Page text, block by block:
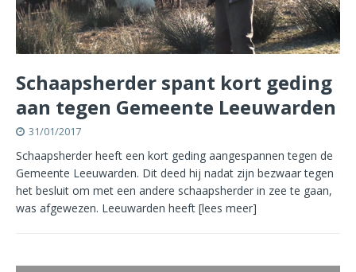
Schaapsherder spant kort geding
aan tegen Gemeente Leeuwarden
31/01/2017
Schaapsherder heeft een kort geding aangespannen tegen de
Gemeente Leeuwarden. Dit deed hij nadat zijn bezwaar tegen
het besluit om met een andere schaapsherder in zee te gaan,
was afgewezen. Leeuwarden heeft [lees meer]